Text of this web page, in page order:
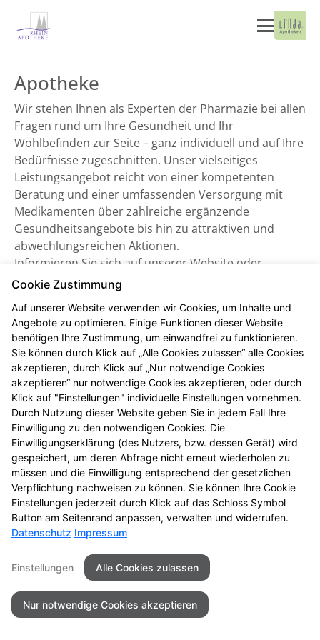
Apotheke
Wir stehen Ihnen als Experten der Pharmazie bei allen
Fragen rund um Ihre Gesundheit und Ihr
Wohlbefinden zur Seite – ganz individuell und auf Ihre
Bedürfnisse zugeschnitten. Unser vielseitiges
Leistungsangebot reicht von einer kompetenten
Beratung und einer umfassenden Versorgung mit
Medikamenten über zahlreiche ergänzende
Gesundheitsangebote bis hin zu attraktiven und
abwechlungsreichen Aktionen.
Informieren Sie sich auf unserer Website oder
besuchen Sie uns direkt vor Ort. Wir freuen uns auf
Seitenübersicht
Datenschutz
Barrierefreiheit
© 2026 Rhein-Apotheke
Cookie Zustimmung
Auf unserer Website verwenden wir Cookies, um Inhalte und
Angebote zu optimieren. Einige Funktionen dieser Website
benötigen Ihre Zustimmung, um einwandfrei zu funktionieren.
Sie können durch Klick auf „Alle Cookies zulassen“ alle Cookies
akzeptieren, durch Klick auf „Nur notwendige Cookies
akzeptieren“ nur notwendige Cookies akzeptieren, oder durch
Klick auf "Einstellungen" individuelle Einstellungen vornehmen.
Durch Nutzung dieser Website geben Sie in jedem Fall Ihre
Einwilligung zu den notwendigen Cookies. Die
Einwilligungserklärung (des Nutzers, bzw. dessen Gerät) wird
gespeichert, um deren Abfrage nicht erneut wiederholen zu
müssen und die Einwilligung entsprechend der gesetzlichen
Verpflichtung nachweisen zu können. Sie können Ihre Cookie
Einstellungen jederzeit durch Klick auf das Schloss Symbol
Button am Seitenrand anpassen, verwalten und widerrufen.
Datenschutz Impressum
Einstellungen Alle Cookies zulassen
Nur notwendige Cookies akzeptieren